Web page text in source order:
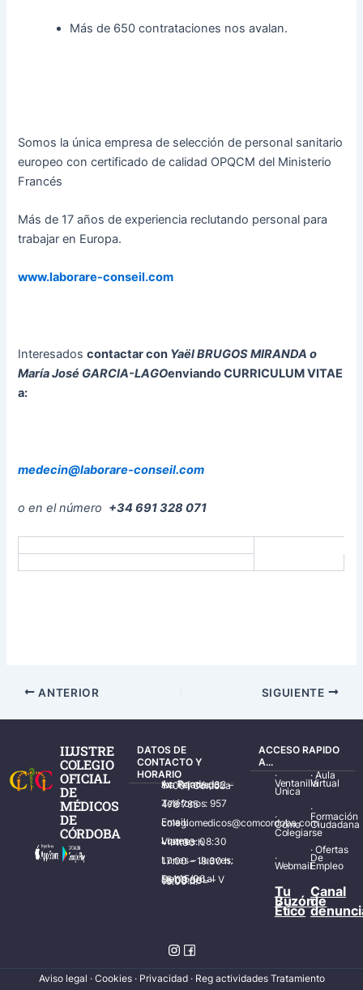
Más de 650 contrataciones nos avalan.
Somos la única empresa de selección de personal sanitario
europeo con certificado de calidad OPQCM del Ministerio
Francés
Más de 17 años de experiencia reclutando personal para
trabajar en Europa.
www.laborare-conseil.com
Interesadoscontactar con Yaël BRUGOS MIRANDA o
María José GARCIA-LAGOenviando CURRICULUM VITAE
a:
medecin@laborare-conseil.com
o en el número +34 691 328 071
ANTERIOR SIGUIENTE
ILUSTRE
COLEGIO
OFICIAL
DE
MÉDICOS
DE
CÓRDOBA
DATOS DE
CONTACTO Y
HORARIO
Av. Ronda de los Tejares, 32 – 14001 Córdoba
Teléfonos: 957 478 785
Email: colegiomedicos@comcordoba.com
Lunes – Viernes: 08:30 – 14:30 h.
Lunes – Jueves: 17:00 – 19:30 h.
Del 15/06 al 15/09 de L – V de 08:00 – 15:00 h.
ACCESO RAPIDO
A...
·
Ventanilla
Única
·
Cómo
Colegiarse
·
Webmail
·Aula
Virtual
·
Formación
Ciudadana
·Ofertas
De
Empleo
Tu
Buzón
Ético
Canal
de
Aviso legal · Cookies· Privacidad · Reg actividades Tratamiento